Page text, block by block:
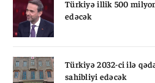
Türkiyə illik 500
edəcək
Türkiyə 2032-ci ilə
sahibliyi edəcək